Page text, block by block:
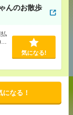
んのお散歩
気になる!
になる！
ゼント】生